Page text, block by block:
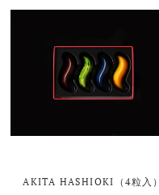
AKITA HASHIOKI（4粒入）